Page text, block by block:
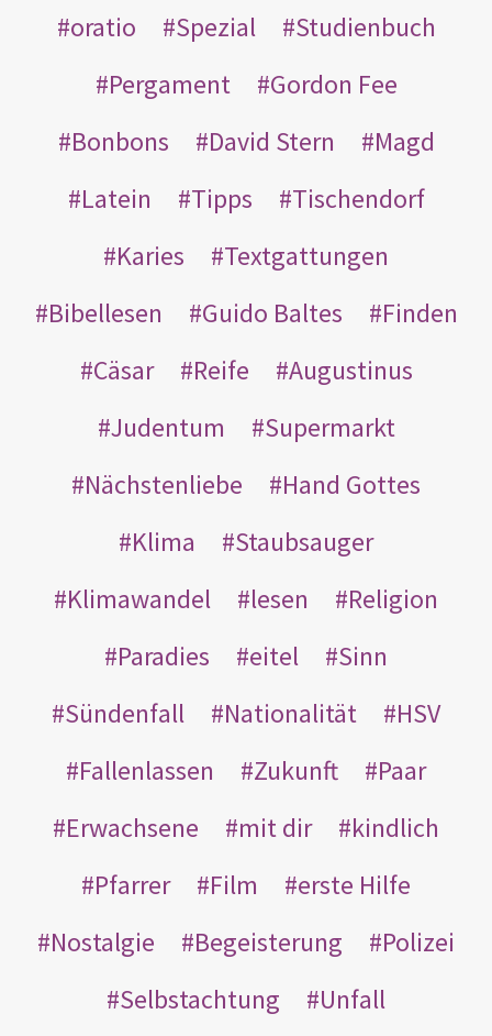
oratio
Spezial
Studienbuch
Pergament
Gordon Fee
Bonbons
David Stern
Magd
Latein
Tipps
Tischendorf
Karies
Textgattungen
Bibellesen
Guido Baltes
Finden
Cäsar
Reife
Augustinus
Judentum
Supermarkt
Nächstenliebe
Hand Gottes
Klima
Staubsauger
Klimawandel
lesen
Religion
Paradies
eitel
Sinn
Sündenfall
Nationalität
HSV
Fallenlassen
Zukunft
Paar
Erwachsene
mit dir
kindlich
Pfarrer
Film
erste Hilfe
Nostalgie
Begeisterung
Polizei
Selbstachtung
Unfall